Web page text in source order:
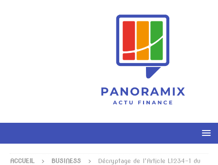
ACCUEIL BUSINESS
Décryptage de l’Article L1234-1 du